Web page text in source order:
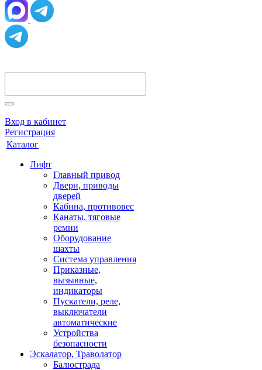
Вход в кабинет
Регистрация
Каталог
Лифт
Главный привод
Двери, приводы
дверей
Кабина, противовес
Канаты, тяговые
ремни
Оборудование
шахты
Система управления
Приказные,
вызывные,
индикаторы
Пускатели, реле,
выключатели
автоматические
Устройства
безопасности
Эскалатор, Траволатор
Балюстрада